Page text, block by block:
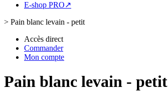
E-shop PRO↗
> Pain blanc levain - petit
Accès direct
Commander
Mon compte
Pain blanc levain - petit